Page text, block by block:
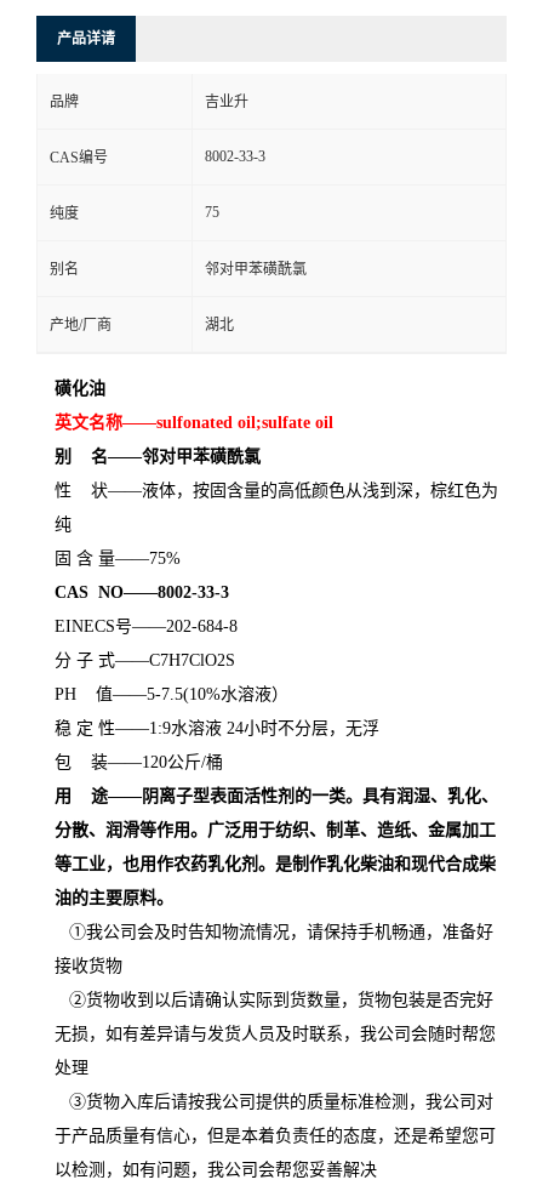
产品详请
品牌 吉业升
CAS编号 8002-33-3
纯度 75
别名 邻对甲苯磺酰氯
产地/厂商 湖北
磺化油
英文名称——sulfonated oil;sulfate oil
别
名——邻对甲苯磺酰氯
性
状——液体，按固含量的高低颜色从浅到深，棕红色为
纯
固 含 量——75%
CAS NO——8002-33-3
EINECS号——202-684-8
分 子 式——C7H7ClO2S
PH 值——5-7.5(10%水溶液）
稳 定 性——1:9水溶液 24小时不分层，无浮
包
装——120公斤/桶
用
途——阴离子型表面活性剂的一类。具有润湿、乳化、
分散、润滑等作用。广泛用于纺织、制革、造纸、金属加工
等工业，也用作农药乳化剂。是制作乳化柴油和现代合成柴
油的主要原料。
①我公司会及时告知物流情况，请保持手机畅通，准备好
接收货物
②货物收到以后请确认实际到货数量，货物包装是否完好
无损，如有差异请与发货人员及时联系，我公司会随时帮您
处理
③货物入库后请按我公司提供的质量标准检测，我公司对
于产品质量有信心，但是本着负责任的态度，还是希望您可
以检测，如有问题，我公司会帮您妥善解决